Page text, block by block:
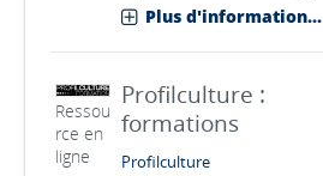
Plus d'information...
Ressou
rce en
ligne
Profilculture :
formations
Profilculture